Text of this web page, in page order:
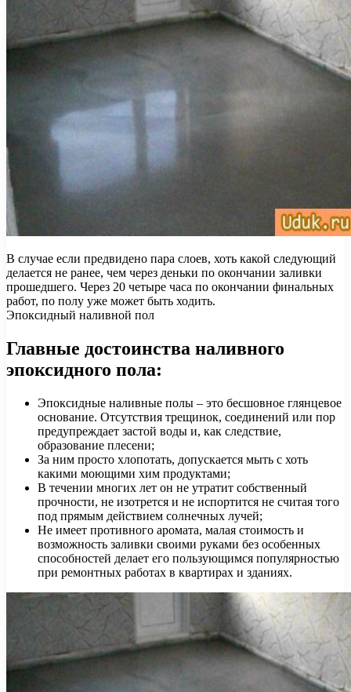
В случае если предвидено пара слоев, хоть какой следующий
делается не ранее, чем через деньки по окончании заливки
прошедшего. Через 20 четыре часа по окончании финальных
работ, по полу уже может быть ходить.
Эпоксидный наливной пол
Главные достоинства наливного
эпоксидного пола:
Эпоксидные наливные полы – это бесшовное глянцевое
основание. Отсутствия трещинок, соединений или пор
предупреждает застой воды и, как следствие,
образование плесени;
За ним просто хлопотать, допускается мыть с хоть
какими моющими хим продуктами;
В течении многих лет он не утратит собственный
прочности, не изотрется и не испортится не считая того
под прямым действием солнечных лучей;
Не имеет противного аромата, малая стоимость и
возможность заливки своими руками без особенных
способностей делает его пользующимся популярностью
при ремонтных работах в квартирах и зданиях.